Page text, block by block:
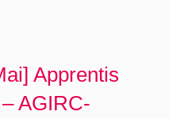
Apprentis
AGIRC-